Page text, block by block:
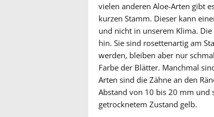
vielen anderen Aloe-Arten gibt
kurzen Stamm. Dieser kann
und nicht in unserem Klima.
hin. Sie sind rosettenartig am
werden, bleiben aber nur
Farbe der Blätter. Manchmal
Arten sind die Zähne an den
Abstand von 10 bis 20 mm und
getrocknetem Zustand gelb.